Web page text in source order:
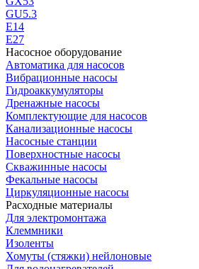
GU5.3
Е14
Е27
Насосное оборудование
Автоматика для насосов
Вибрационные насосы
Гидроаккумуляторы
Дренажные насосы
Комплектующие для насосов
Канализационные насосы
Насосные станции
Поверхностные насосы
Скважинные насосы
Фекальные насосы
Циркуляционные насосы
Расходные материалы
Для электромонтажа
Клеммники
Изоленты
Хомуты (стяжки) нейлоновые